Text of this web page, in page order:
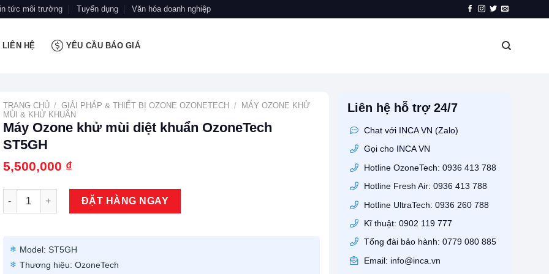
tức môi trường Tuyển dụng Văn hóa doanh nghiệp
LIÊN HỆ YÊU CẦU BÁO GIÁ
TRANG CHỦ / GIẢI PHÁP & THIẾT BỊ OZONE OZONETECH /
MÁY OZONE KHỬ
MÙI & KHỬ KHUẨN
Máy Ozone khử mùi diệt khuẩn OzoneTech
ST5GH
5,500,000 ₫
Máy Ozone khử mùi diệt khuẩn OzoneTech ST5GH số lượng
ĐẶT HÀNG NGAY
Model: ST5GH
Thương hiệu: OzoneTech
Liên hệ hỗ trợ 24/7
Chat với INCA VN (Zalo)
Gọi cho INCA VN
Hotline OzoneTech: 0936 413 788
Hotline Fresh Air: 0936 413 788
Hotline UltraTech: 0936 260 788
Kĩ thuật: 0902 119 777
Tổng đài bảo hành: 0779 080 885
Email: info@inca.vn